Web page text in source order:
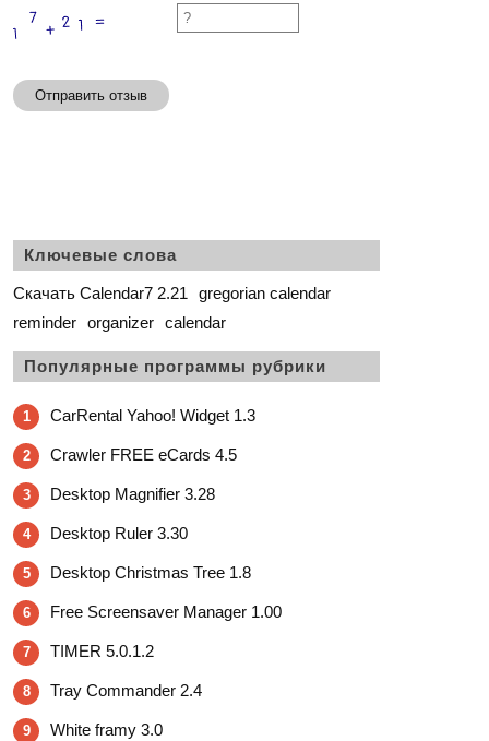
Отправить отзыв
Ключевые слова
Скачать Calendar7 2.21
gregorian calendar
reminder organizer calendar
Популярные программы рубрики
1 CarRental Yahoo! Widget 1.3
2 Crawler FREE eCards 4.5
3 Desktop Magnifier 3.28
4 Desktop Ruler 3.30
5 Desktop Christmas Tree 1.8
6 Free Screensaver Manager 1.00
7 TIMER 5.0.1.2
8 Tray Commander 2.4
9 White framy 3.0